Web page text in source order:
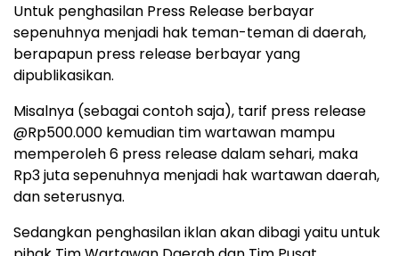
Untuk penghasilan Press Release berbayar
sepenuhnya menjadi hak teman-teman di daerah,
berapapun press release berbayar yang
dipublikasikan.
Misalnya (sebagai contoh saja), tarif press release
@Rp500.000 kemudian tim wartawan mampu
memperoleh 6 press release dalam sehari, maka
Rp3 juta sepenuhnya menjadi hak wartawan daerah,
dan seterusnya.
Sedangkan penghasilan iklan akan dibagi yaitu untuk